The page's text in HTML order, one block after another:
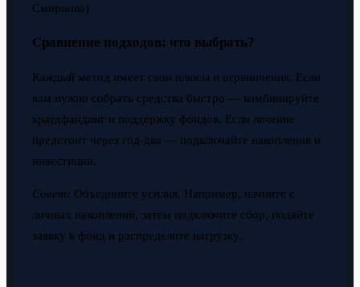
Смирнова)
Сравнение подходов: что выбрать?
Каждый метод имеет свои плюсы и ограничения. Если
вам нужно собрать средства быстро — комбинируйте
краудфандинг и поддержку фондов. Если лечение
предстоит через год-два — подключайте накопления и
инвестиции.
Совет: Объедините усилия. Например, начните с
личных накоплений, затем подключите сбор, подайте
заявку в фонд и распределите нагрузку.